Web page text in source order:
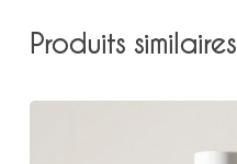
Produits similaires